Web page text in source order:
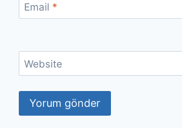
Email *
Website